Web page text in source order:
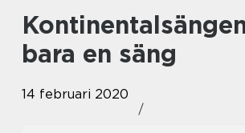
Kontinentalsängen – inte
bara en säng
14 februari 2020